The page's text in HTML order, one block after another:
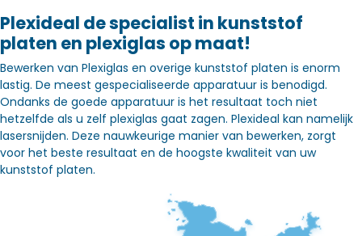
Plexideal de specialist in kunststof
platen en plexiglas op maat!
Bewerken van Plexiglas en overige kunststof platen is enorm
lastig. De meest gespecialiseerde apparatuur is benodigd.
Ondanks de goede apparatuur is het resultaat toch niet
hetzelfde als u zelf plexiglas gaat zagen. Plexideal kan namelijk
lasersnijden. Deze nauwkeurige manier van bewerken, zorgt
voor het beste resultaat en de hoogste kwaliteit van uw
kunststof platen.